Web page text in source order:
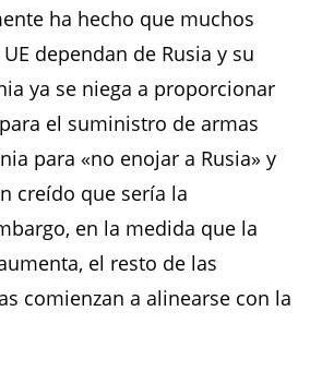
ha hecho que muchos
dependan de Rusia y su
ya se niega a proporcionar
el suministro de armas
para «no enojar a Rusia» y
creído que sería la
en la medida que la
el resto de las
comienzan a alinearse con la